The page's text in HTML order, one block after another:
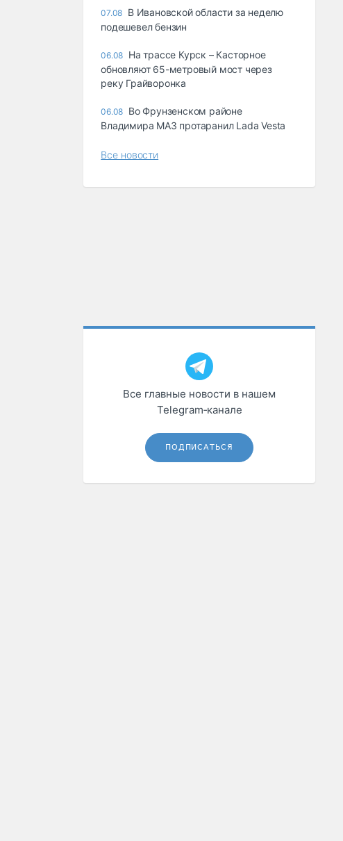
07.08 В Ивановской области за неделю
подешевел бензин
06.08 На трассе Курск – Касторное
обновляют 65-метровый мост через
реку Грайворонка
06.08 Во Фрунзенском районе
Владимира МАЗ протаранил Lada Vesta
Все новости
Все главные новости в нашем
Telegram‑канале
ПОДПИСАТЬСЯ